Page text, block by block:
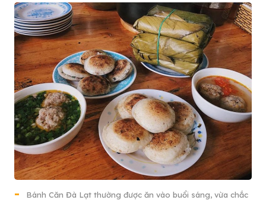
Bánh Căn Đà Lạt thường được ăn vào buổi sáng, vừa chắc